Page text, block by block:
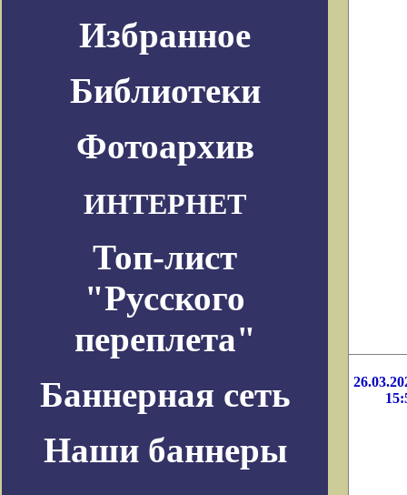
Избранное
Библиотеки
Фотоархив
ИНТЕРНЕТ
Топ-лист
"Русского
переплета"
Баннерная сеть
Наши баннеры